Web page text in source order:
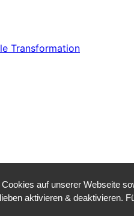
Transformation
auf unserer Webseite
aktivieren & deaktivieren.